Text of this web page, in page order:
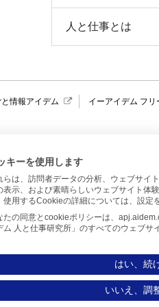
人と仕事とは
情報アイデム
イーアイデム フリ
サイトのご利用について
ップ
キーを使用します
らは、訪問者データの分析、ウェブサイ
表示、および素晴らしいウェブサイト体
使用するCookieの詳細については、設定
たの同意とcookieポリシーは、
ム 人と仕事研究所」のすべてのウェブサ
はい、続
いいえ、調